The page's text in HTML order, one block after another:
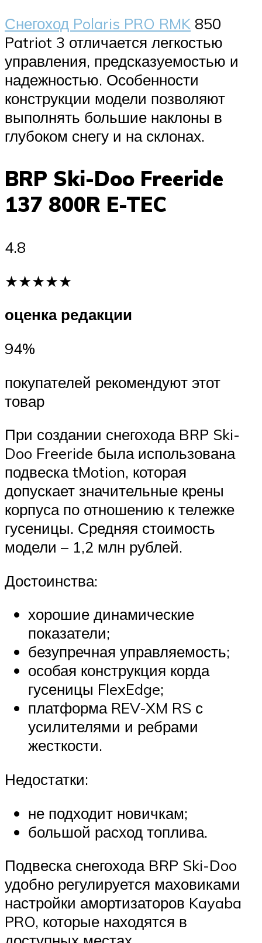
Снегоход Polaris PRO RMK 850
Patriot 3 отличается легкостью
управления, предсказуемостью и
надежностью. Особенности
конструкции модели позволяют
выполнять большие наклоны в
глубоком снегу и на склонах.
BRP Ski-Doo Freeride
137 800R E-TEC
4.8
★★★★★
оценка редакции
94%
покупателей рекомендуют этот
товар
При создании снегохода BRP Ski-
Doo Freeride была использована
подвеска tMotion, которая
допускает значительные крены
корпуса по отношению к тележке
гусеницы. Средняя стоимость
модели – 1,2 млн рублей.
Достоинства:
хорошие динамические
показатели;
безупречная управляемость;
особая конструкция корда
гусеницы FlexEdge;
платформа REV-XM RS с
усилителями и ребрами
жесткости.
Недостатки:
не подходит новичкам;
большой расход топлива.
Подвеска снегохода BRP Ski-Doo
удобно регулируется маховиками
настройки амортизаторов Kayaba
PRO, которые находятся в